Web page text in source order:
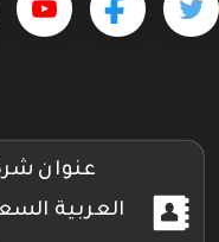
تابعنا تابعنا
عنوان
العربية